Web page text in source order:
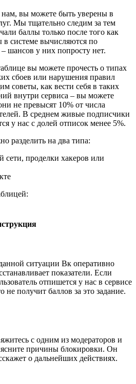
вы можете быть уверены в
Мы тщательно следим за тем
баллы только после того как
системе вычисляются по
шансов у них попросту нет.
вы можете прочесть о типах
сбоев или нарушения правил
советы, как вести себя в таких
внутри сервиса – вы можете
не превысят 10% от числа
В среднем живые подписчики
у нас с долей отписок менее 5%.
разделить на два типа:
проделки хакеров или
ситуации Вк оперативно
показатели. Если
отпишется у нас в сервисе
не получит баллов за это задание.
с одним из модераторов и
причины блокировки. Он
о дальнейших действиях.